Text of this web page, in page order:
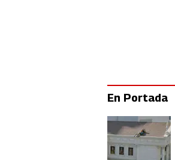
En Portada